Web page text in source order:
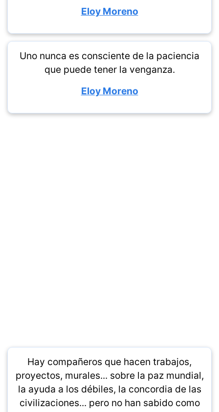
Eloy Moreno
Uno nunca es consciente de la paciencia
que puede tener la venganza.
Eloy Moreno
Hay compañeros que hacen trabajos,
proyectos, murales... sobre la paz mundial,
la ayuda a los débiles, la concordia de las
civilizaciones... pero no han sabido como